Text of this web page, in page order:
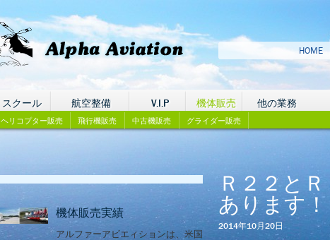
HOME
スクール 航空整備 V.I.P 機体販売 他の業務
ヘリコプター販売 飛行機販売 中古機販売 グライダー販売
Ｒ２２と
あります！
2014年10月20日
機体販売実績
アルファーアビエィションは、米国